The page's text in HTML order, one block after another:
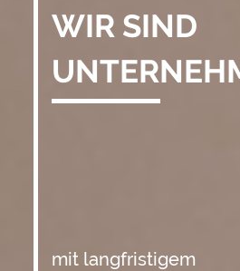
WIR SIND
mit langfristigem